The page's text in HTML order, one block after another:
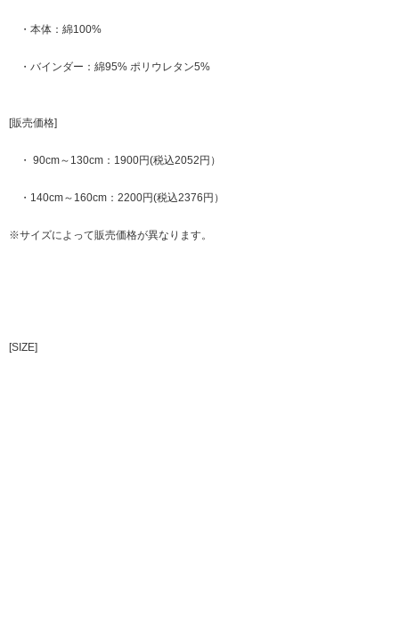
・本体：綿100%
・バインダー：綿95% ポリウレタン5%
[販売価格]
・ 90cm～130cm：1900円(税込2052円）
・140cm～160cm：2200円(税込2376円）
※サイズによって販売価格が異なります。
[SIZE]